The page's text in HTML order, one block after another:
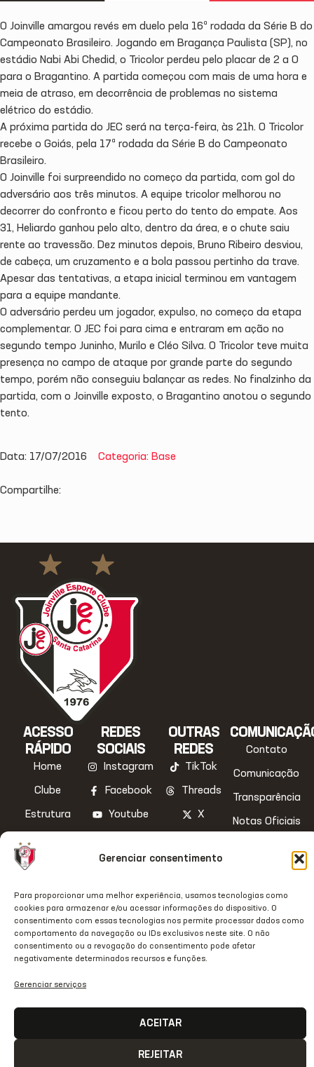
Gerenciar consentimento
Para proporcionar uma melhor experiência, usamos tecnologias como
cookies para armazenar e/ou acessar informações do dispositivo. O
consentimento com essas tecnologias nos permite processar dados como
comportamento da navegação ou IDs exclusivos neste site. O não
consentimento ou a revogação do consentimento pode afetar
negativamente determinados recursos e funções.
Gerenciar serviços
ACEITAR
REJEITAR
O Joinville amargou revés em duelo pela 16ª rodada da Série B do
Campeonato Brasileiro. Jogando em Bragança Paulista (SP), no
estádio Nabi Abi Chedid, o Tricolor perdeu pelo placar de 2 a 0
para o Bragantino. A partida começou com mais de uma hora e
meia de atraso, em decorrência de problemas no sistema
elétrico do estádio.
A próxima partida do JEC será na terça-feira, às 21h. O Tricolor
recebe o Goiás, pela 17ª rodada da Série B do Campeonato
Brasileiro.
O Joinville foi surpreendido no começo da partida, com gol do
adversário aos três minutos. A equipe tricolor melhorou no
decorrer do confronto e ficou perto do tento do empate. Aos
31, Heliardo ganhou pelo alto, dentro da área, e o chute saiu
rente ao travessão. Dez minutos depois, Bruno Ribeiro desviou,
de cabeça, um cruzamento e a bola passou pertinho da trave.
Apesar das tentativas, a etapa inicial terminou em vantagem
para a equipe mandante.
O adversário perdeu um jogador, expulso, no começo da etapa
complementar. O JEC foi para cima e entraram em ação no
segundo tempo Juninho, Murilo e Cléo Silva. O Tricolor teve muita
presença no campo de ataque por grande parte do segundo
tempo, porém não conseguiu balançar as redes. No finalzinho da
partida, com o Joinville exposto, o Bragantino anotou o segundo
tento.
Data: 17/07/2016 Categoria: Base
Compartilhe:
ACESSO
RÁPIDO
Home
Clube
Estrutura
REDES
SOCIAIS
Instagram
Facebook
Youtube
OUTRAS
REDES
TikTok
Threads
X
Contato
Comunicação
Transparência
Notas Oficiais
2026 © Todos os direitos